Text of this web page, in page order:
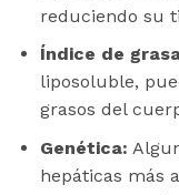
reduciendo su
Índice de
liposoluble,
grasos del
Genética:
hepáticas más